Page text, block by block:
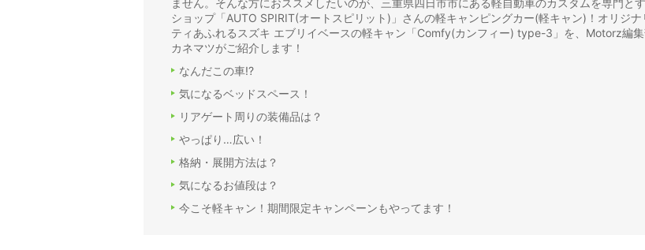
ません。そんな方におススメしたいのが、三重県四日市市にある軽自動車のカスタムを専門と
ショップ「AUTO SPIRIT(オートスピリット)」さんの軽キャンピングカー(軽キャン)！オリジナ
ティあふれるスズキ エブリイベースの軽キャン「Comfy(カンフィー) type-3」を、Motorz編
カネマツがご紹介します！
なんだこの車!?
気になるベッドスペース！
リアゲート周りの装備品は？
やっぱり…広い！
格納・展開方法は？
気になるお値段は？
今こそ軽キャン！期間限定キャンペーンもやってます！